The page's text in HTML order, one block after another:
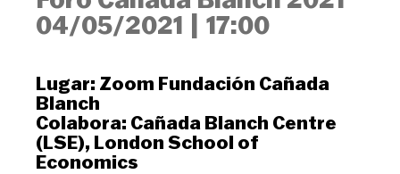
04/05/2021
17:00
Lugar: Zoom Fundación Cañada
Blanch
Colabora: Cañada Blanch Centre
(LSE), London School of
Economics